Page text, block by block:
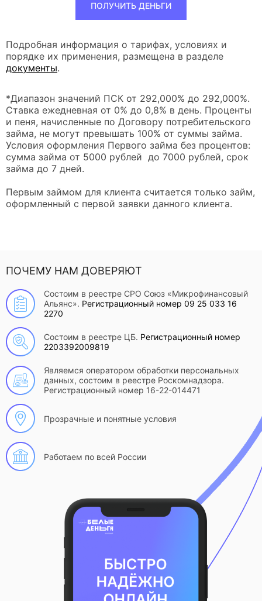
ПОЛУЧИТЬ ДЕНЬГИ
Подробная информация о тарифах, условиях и
порядке их применения, размещена в разделе
документы.
*Диапазон значений ПСК от 292,000% до 292,000%.
Ставка ежедневная от 0% до 0,8% в день. Проценты
и пеня, начисленные по Договору потребительского
займа, не могут превышать 100% от суммы займа.
Условия оформления Первого займа без процентов:
сумма займа от 5000 рублей до 7000 рублей, срок
займа до 7 дней.
Первым займом для клиента считается только займ,
оформленный с первой заявки данного клиента.
ПОЧЕМУ НАМ ДОВЕРЯЮТ
Состоим в реестре СРО Союз «Микрофинансовый
Альянс». Регистрационный номер 09 25 033 16
2270
Состоим в реестре ЦБ. Регистрационный номер
2203392009819
Являемся оператором обработки персональных
данных, состоим в реестре Роскомнадзора.
Регистрационный номер 16-22-014471
Прозрачные и понятные условия
Работаем по всей России